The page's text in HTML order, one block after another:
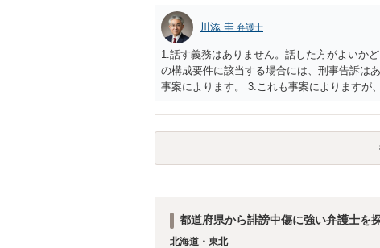
川添 圭 弁護士
1.話す義務はありません。話した方がよいか
の構成要件に該当する場合には、刑事告訴は
事案によります。 3.これも事案によりますが
さらにいえば、利用者からの口コミ投稿の場
証拠による裏付けか必要なので発信者情報開
都道府県から誹謗中傷に強い弁護士を
北海道・東北